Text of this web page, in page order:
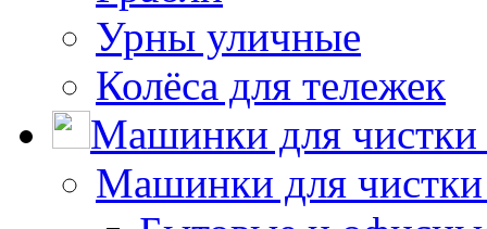
Урны уличные
Колёса для тележек
Машинки для чистки
Машинки для